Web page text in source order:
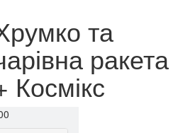
та
ракета
Космікс